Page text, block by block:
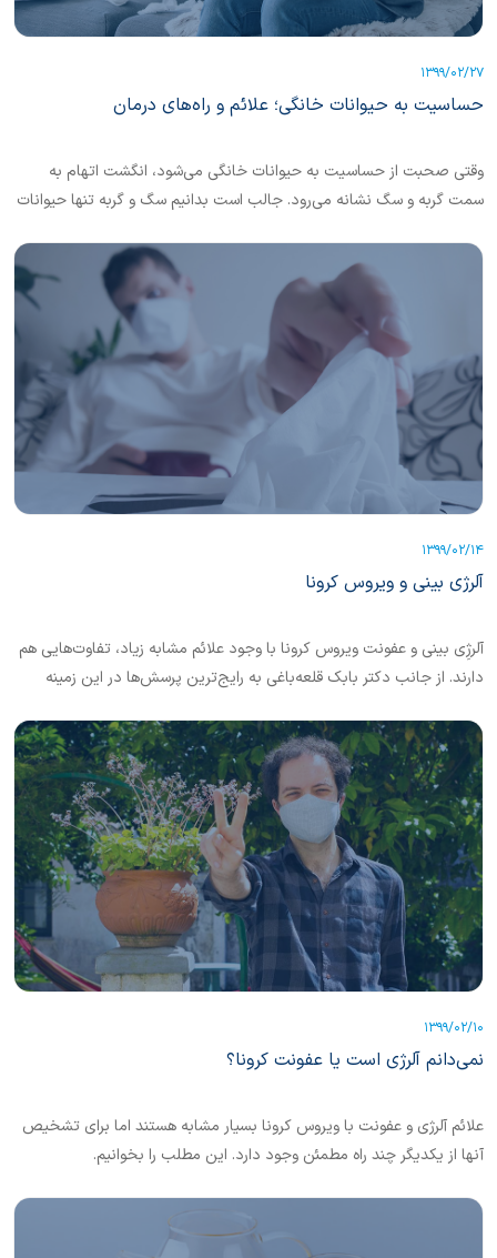
1399/02/27
حساسیت به حیوانات خانگی؛ علائم و راه‌های درمان
وقتی صحبت از حساسیت به حیوانات خانگی می‌شود، انگشت اتهام به
سمت گربه و سگ نشانه می‌رود. جالب است بدانیم سگ و گربه تنها حیوانات
می‌شوند.
1399/02/14
آلرژی بینی و ویروس کرونا
آلرژِی بینی و عفونت ویروس کرونا با وجود علائم مشابه زیاد، تفاوت‌هایی هم
دارند. از جانب دکتر بابک قلعه‌باغی به رایج‌ترین پرسش‌ها در این زمینه
1399/02/10
نمی‌دانم آلرژی است یا عفونت کرونا؟
علائم آلرژی و عفونت با ویروس کرونا بسیار مشابه هستند اما برای تشخیص
آنها از یکدیگر چند راه مطمئن وجود دارد. این مطلب را بخوانیم.